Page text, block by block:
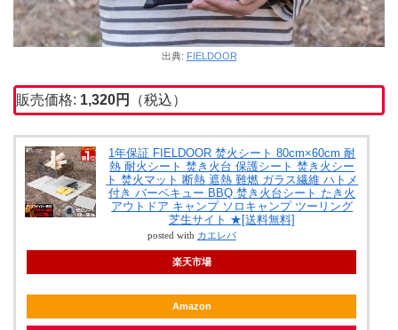
出典: FIELDOOR
販売価格: 1,320円 （税込）
1年保証 FIELDOOR 焚火シート 80cm×60cm 耐
熱 耐火シート 焚き火台 保護シート 焚き火シー
ト 焚火マット 断熱 遮熱 難燃 ガラス繊維 ハトメ
付き バーベキュー BBQ 焚き火台シート たき火
アウトドア キャンプ ソロキャンプ ツーリング
芝生サイト ★[送料無料]
posted with カエレバ
楽天市場
Amazon